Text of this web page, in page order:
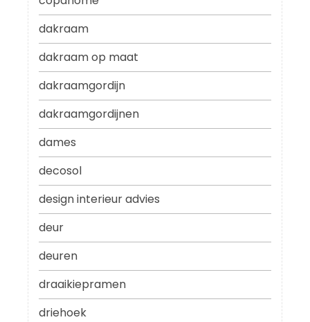
dakraam
dakraam op maat
dakraamgordijn
dakraamgordijnen
dames
decosol
design interieur advies
deur
deuren
draaikiepramen
driehoek